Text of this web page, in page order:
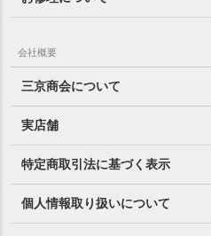
会社概要
三京商会について
実店舗
特定商取引法に基づく表示
個人情報取り扱いについて